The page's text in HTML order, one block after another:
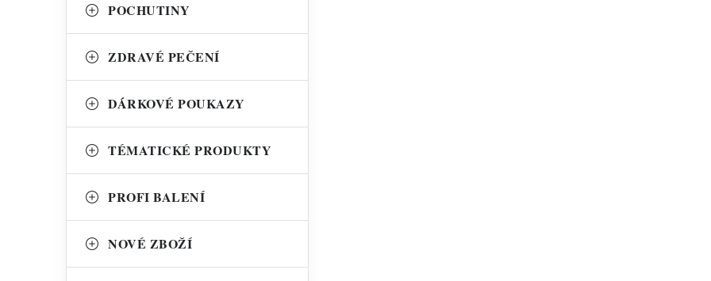
POCHUTINY
ZDRAVÉ PEČENÍ
DÁRKOVÉ POUKAZY
TÉMATICKÉ PRODUKTY
PROFI BALENÍ
NOVÉ ZBOŽÍ